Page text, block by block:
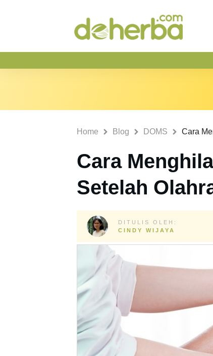
Home Blog DOMS
Cara
Setelah
DITULIS OLEH:
CINDY WIJAYA